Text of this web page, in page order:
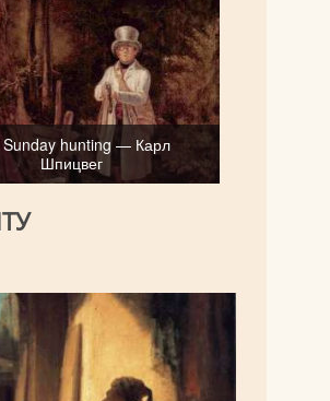
Sunday hunting — Карл
Шпицвег